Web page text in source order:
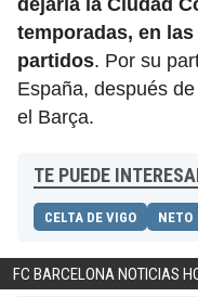
dejaría la Ciudad
temporadas, en
partidos. Por su
España, después
el Barça.
TE PUEDE
CELTA DE VIGO NETO
FC BARCELONA NOTICIAS